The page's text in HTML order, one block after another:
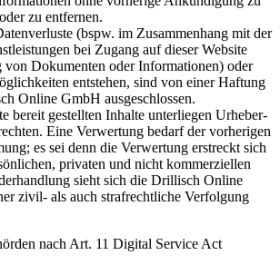
zu entfernen.
(bspw. im Zusammenhang mit der
bei Zugang auf dieser Website
von Dokumenten oder Informationen) oder
entstehen, sind von einer Haftung
Online GmbH ausgeschlossen.
bereit gestellten Inhalte unterliegen Urheber-
Eine Verwertung bedarf der vorherigen
es sei denn die Verwertung erstreckt sich
privaten und nicht kommerziellen
sieht sich die Drillisch Online
zivil- als auch strafrechtliche Verfolgung
nach Art. 11 Digital Service Act